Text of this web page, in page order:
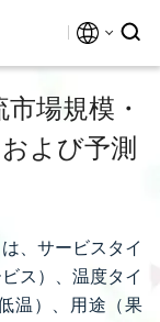
場規模・
よび予測
、サービスタイ
ス）、温度タイ
温）、用途（果